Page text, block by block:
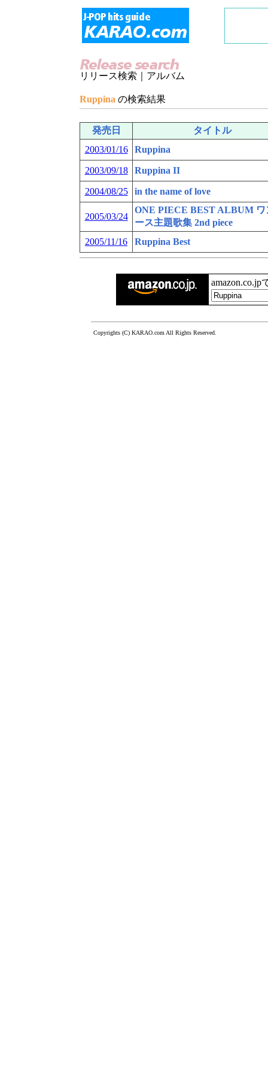
リリース検索｜アルバム
Ruppina の検索結果
発売日
タイトル
2003/01/16
Ruppina
2003/09/18 Ruppina II
2004/08/25 in the name of love
2005/03/24
ONE PIECE BEST ALBUM ワ
ース主題歌集 2nd piece
2005/11/16
Ruppina Best
amazon.co.jp
Copyrights (C) KARAO.com All Rights Reserved.